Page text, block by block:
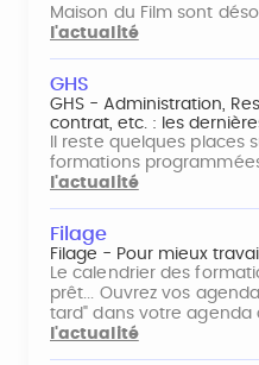
Maison du Film sont
l'actualité
GHS
GHS - Administration,
contrat, etc. : les
Il reste quelques places
formations
l'actualité
Filage
Filage - Pour mieux
Le calendrier des
prêt... Ouvrez vos
tard" dans votre
l'actualité